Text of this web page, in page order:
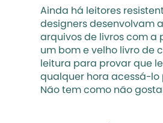
Ainda há leitores
designers desenvolvam
arquivos de livros com a
um bom e velho livro de
leitura para provar que
qualquer hora acessá-lo
Não tem como não